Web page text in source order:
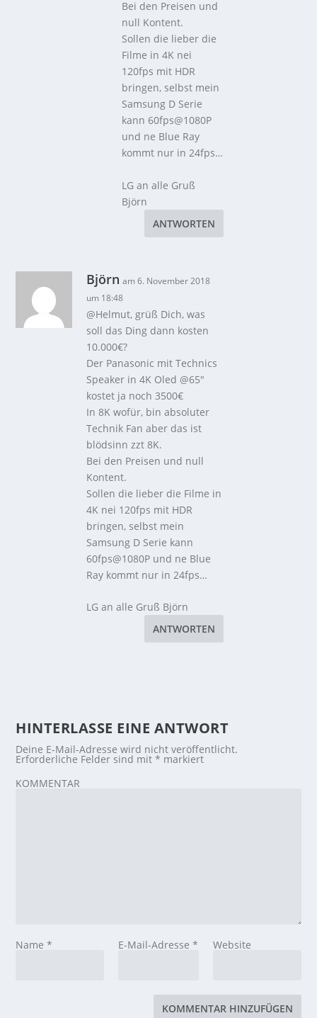
Bei den Preisen und
null Kontent.
Sollen die lieber die
Filme in 4K nei
120fps mit HDR
bringen, selbst mein
Samsung D Serie
kann 60fps@1080P
und ne Blue Ray
kommt nur in 24fps…
LG an alle Gruß
Björn
ANTWORTEN
Björn am 6. November 2018
um 18:48
@Helmut, grüß Dich, was
soll das Ding dann kosten
10.000€?
Der Panasonic mit Technics
Speaker in 4K Oled @65″
kostet ja noch 3500€
In 8K wofür, bin absoluter
Technik Fan aber das ist
blödsinn zzt 8K.
Bei den Preisen und null
Kontent.
Sollen die lieber die Filme in
4K nei 120fps mit HDR
bringen, selbst mein
Samsung D Serie kann
60fps@1080P und ne Blue
Ray kommt nur in 24fps…
LG an alle Gruß Björn
ANTWORTEN
HINTERLASSE EINE ANTWORT
Deine E-Mail-Adresse wird nicht veröffentlicht.
Erforderliche Felder sind mit* markiert
KOMMENTAR
Name* E-Mail-Adresse * Website